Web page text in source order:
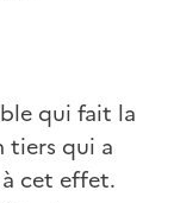
qui fait la
tiers qui a
cet effet.